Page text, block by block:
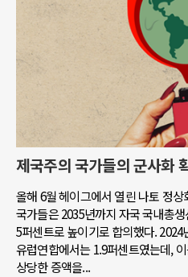
제국주의 국가들의 군사화
올해 6월 헤이그에서 열린 나토 정
국가들은 2035년까지 자국 국내총
5퍼센트로 높이기로 합의했다.
유럽연합에서는 1.9퍼센트였는데,
상당한 증액을...